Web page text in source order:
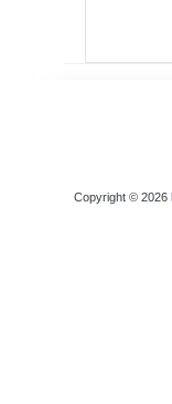
Copyright © 2026